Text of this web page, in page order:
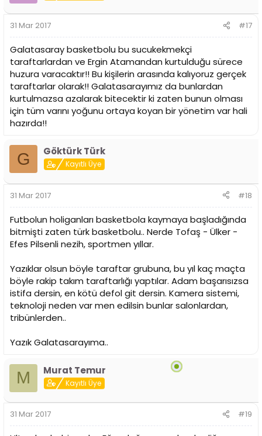
31 Mar 2017 #17
Galatasaray basketbolu bu sucukekmekçi
taraftarlardan ve Ergin Atamandan kurtulduğu sürece
huzura varacaktır!! Bu kişilerin arasında kalıyoruz gerçek
taraftarlar olarak!! Galatasarayımız da bunlardan
kurtulmazsa azalarak bitecektir ki zaten bunun olması
için tüm varını yoğunu ortaya koyan bir yönetim var hali
hazırda!!
G Göktürk Türk
Kayıtlı Üye
31 Mar 2017 #18
Futbolun holiganları basketbola kaymaya başladığında
bitmişti zaten türk basketbolu.. Nerde Tofaş - Ülker -
Efes Pilsenli nezih, sportmen yıllar.
Yazıklar olsun böyle taraftar grubuna, bu yıl kaç maçta
böyle rakip takım taraftarlığı yaptılar. Adam başarısızsa
istifa dersin, en kötü defol git dersin. Kamera sistemi,
teknoloji neden var men edilsin bunlar salonlardan,
tribünlerden..
Yazık Galatasarayıma..
M Murat Temur
Kayıtlı Üye
31 Mar 2017 #19